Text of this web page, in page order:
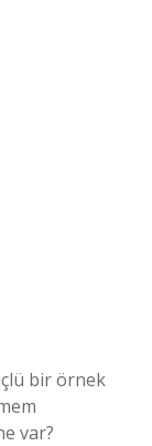
bir örnek
var?